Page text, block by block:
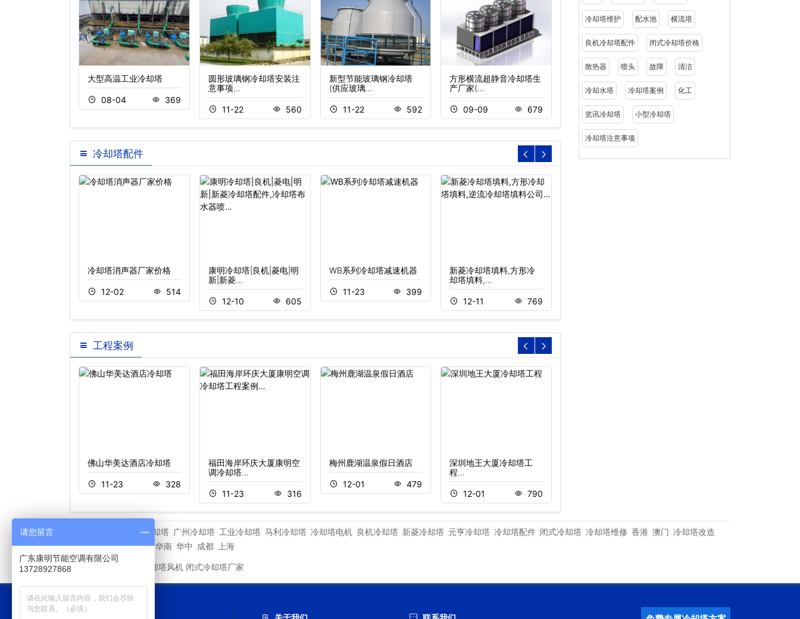
大型高温工业冷却塔
08-04 369
圆形玻璃钢冷却塔安装注
意事项…
11-22 560
新型节能玻璃钢冷却塔
(供应玻璃…
11-22 592
方形横流超静音冷却塔生
产厂家(…
09-09 679
冷却塔降低噪音又不影响
散热效率…
11-18 1209
冷却塔降噪技术
冷却塔配件
冷却塔消声器厂家价格
12-02 514
康明冷却塔|良机|菱电|明
新|新菱…
12-10 605
WB系列冷却塔减速机器
11-23 399
新菱冷却塔填料,方形冷
却塔填料,…
12-11 769
工程案例
佛山华美达酒店冷却塔
11-23 328
福田海岸环庆大厦康明空
调冷却塔…
11-23 316
梅州鹿湖温泉假日酒店
12-01 479
深圳地王大厦冷却塔工
程…
12-01 790
冷却塔维护 配水池 横流塔
良机冷却塔配件 闭式冷却塔价格
散热器 喷头 故障 清洁
冷却水塔 冷却塔案例 化工
览讯冷却塔 小型冷却塔
冷却塔注意事项
深圳冷却塔 广州冷却塔 工业冷却塔 马利冷却塔 冷却塔电机 良机冷却塔 新菱冷却塔 元亨冷却塔 冷却塔配件 闭式冷却塔 冷却塔维修 香港 澳门 冷却塔改造
重庆 深圳 华东 华北 华南 华中 成都 上海
新菱冷却塔风机 闭式冷却塔厂家
请您留言
广东康明节能空调有限公司
13728927868